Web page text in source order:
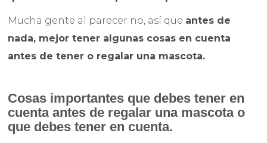
Mucha gente al parecer no, así que antes de
nada, mejor tener algunas cosas en cuenta
antes de tener o regalar una mascota.
Cosas importantes que debes tener en
cuenta antes de regalar una mascota o
que debes tener en cuenta.